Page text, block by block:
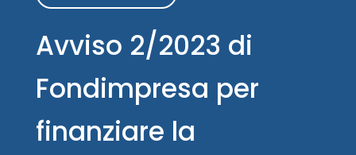
Avviso 2/2023 di
Fondimpresa per
finanziare la